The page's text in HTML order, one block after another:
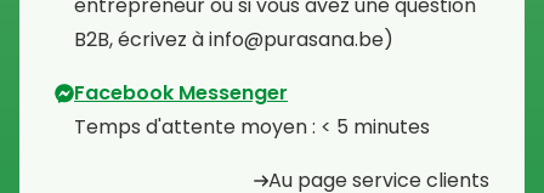
entrepreneur ou si vous avez une question
B2B, écrivez à info@purasana.be)
Facebook Messenger
Temps d'attente moyen : < 5 minutes
Au page service clients